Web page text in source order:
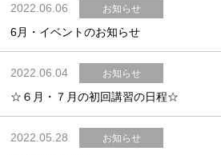
2022.06.06 お知らせ
6月・イベントのお知らせ
2022.06.04 お知らせ
☆６月・７月の初回講習の日程☆
2022.05.28 お知らせ